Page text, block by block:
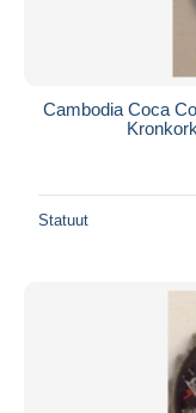
Cambodia Coca
Statuut